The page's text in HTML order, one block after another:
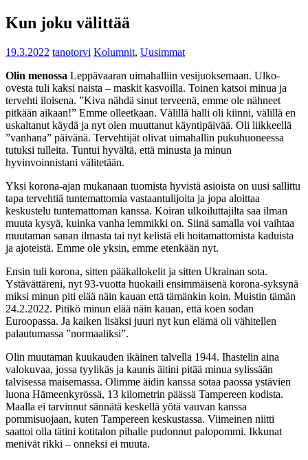
Kun joku välittää
19.3.2022 tanotorvi Kolumnit, Uusimmat
Olin menossa Leppävaaran uimahalliin vesijuoksemaan. Ulko-
ovesta tuli kaksi naista – maskit kasvoilla. Toinen katsoi minua ja
tervehti iloisena. ”Kiva nähdä sinut terveenä, emme ole nähneet
pitkään aikaan!” Emme olleetkaan. Välillä halli oli kiinni, välillä en
uskaltanut käydä ja nyt olen muuttanut käyntipäivää. Oli liikkeellä
”vanhana” päivänä. Tervehtijät olivat uimahallin pukuhuoneessa
tutuksi tulleita. Tuntui hyvältä, että minusta ja minun
hyvinvoinnistani välitetään.
Yksi korona-ajan mukanaan tuomista hyvistä asioista on uusi sallittu
tapa tervehtiä tuntemattomia vastaantulijoita ja jopa aloittaa
keskustelu tuntemattoman kanssa. Koiran ulkoiluttajilta saa ilman
muuta kysyä, kuinka vanha lemmikki on. Siinä samalla voi vaihtaa
muutaman sanan ilmasta tai nyt kelistä eli hoitamattomista kaduista
ja ajoteistä. Emme ole yksin, emme etenkään nyt.
Ensin tuli korona, sitten pääkallokelit ja sitten Ukrainan sota.
Ystävättäreni, nyt 93-vuotta huokaili ensimmäisenä korona-syksynä
miksi minun piti elää näin kauan että tämänkin koin. Muistin tämän
24.2.2022. Pitikö minun elää näin kauan, että koen sodan
Euroopassa. Ja kaiken lisäksi juuri nyt kun elämä oli vähitellen
palautumassa ”normaaliksi”.
Olin muutaman kuukauden ikäinen talvella 1944. Ihastelin aina
valokuvaa, jossa tyylikäs ja kaunis äitini pitää minua sylissään
talvisessa maisemassa. Olimme äidin kanssa sotaa paossa ystävien
luona Hämeenkyrössä, 13 kilometrin päässä Tampereen kodista.
Maalla ei tarvinnut sännätä keskellä yötä vauvan kanssa
pommisuojaan, kuten Tampereen keskustassa. Viimeinen niitti
saattoi olla tätini kotitalon pihalle pudonnut palopommi. Ikkunat
menivät rikki – onneksi ei muuta.